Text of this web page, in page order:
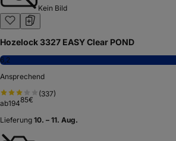
Kein Bild
Hozelock 3327 EASY Clear POND
6,2
Ansprechend
(337)
ab19485€
Lieferung 10. – 11. Aug.